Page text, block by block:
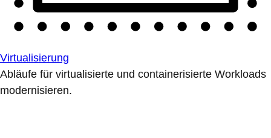
Virtualisierung
Abläufe für virtualisierte und containerisierte Workloads
modernisieren.